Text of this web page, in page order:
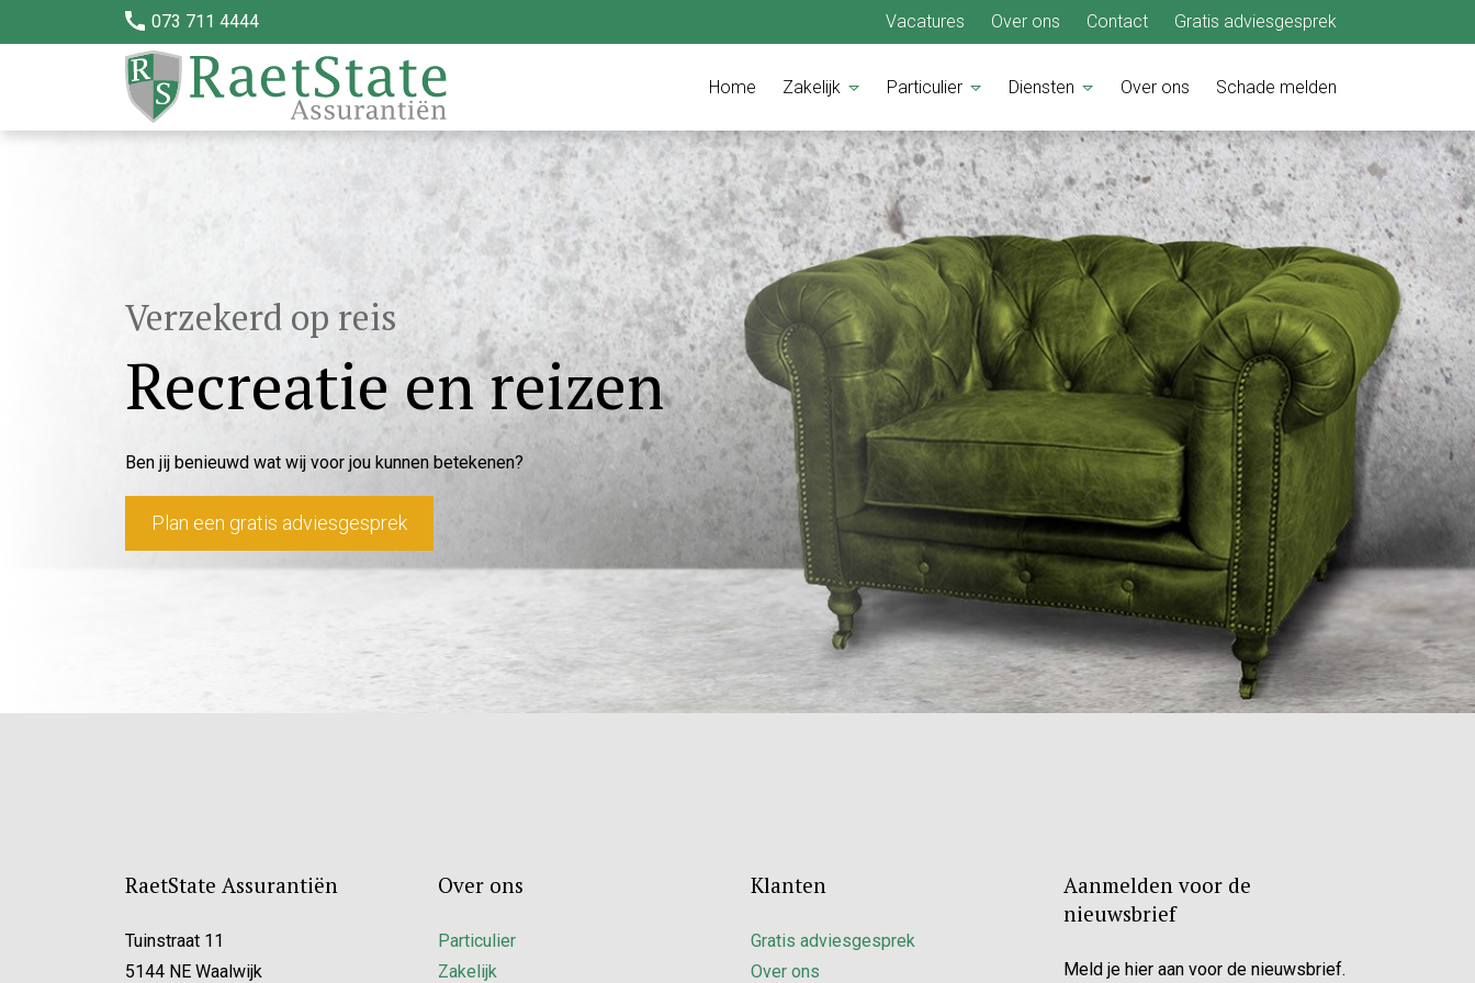
073 711 4444 Vacatures Over ons Contact Gratis adviesgesprek
Home Zakelijk Particulier Diensten Over ons Schade melden
Verzekerd op reis
Recreatie en reizen
Ben jij benieuwd wat wij voor jou kunnen betekenen?
Plan een gratis adviesgesprek
RaetState Assurantiën
Tuinstraat 11
5144 NE Waalwijk
Over ons
Particulier
Zakelijk
Klanten
Gratis adviesgesprek
Over ons
Aanmelden voor de
nieuwsbrief
Meld je hier aan voor de nieuwsbrief.